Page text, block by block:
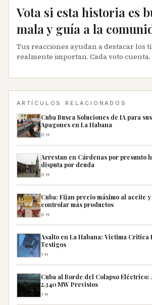
Vota si esta historia es
mala y guía a la
Tus reacciones ayudan a destacar los
realmente importan. Cada voto cuenta.
ARTÍCULOS RELACIONADOS
Cuba Busca Soluciones de IA para
Apagones en La Habana
0H
Arrestan en Cárdenas por presunto
disputa por deuda
0H
Cuba: Fijan precio máximo al aceite
controlar más productos
0H
Asalto en La Habana: Víctima Critica
Testigos
1H
Cuba al Borde del Colapso Eléctrico:
2.340 MW Previstos
1H